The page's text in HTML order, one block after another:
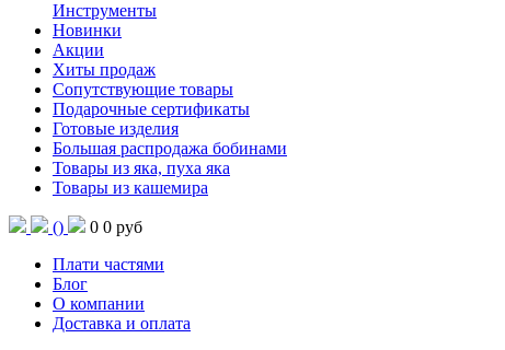
Инструменты
Новинки
Акции
Хиты продаж
Сопутствующие товары
Подарочные сертификаты
Готовые изделия
Большая распродажа бобинами
Товары из яка, пуха яка
Товары из кашемира
() 0 0 руб
Плати частями
Блог
О компании
Доставка и оплата